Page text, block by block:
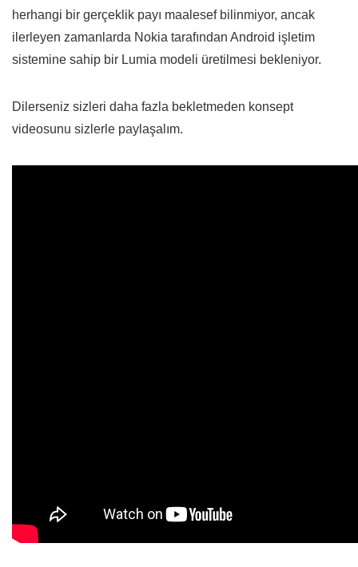
herhangi bir gerçeklik payı maalesef bilinmiyor, ancak
ilerleyen zamanlarda Nokia tarafından Android işletim
sistemine sahip bir Lumia modeli üretilmesi bekleniyor.
Dilerseniz sizleri daha fazla bekletmeden konsept
videosunu sizlerle paylaşalım.